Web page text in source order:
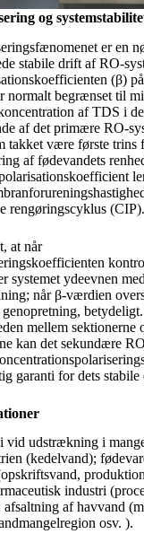
og
er en
stabile drift af RO-
(β) på
normalt begrænset til
af TDS i
af det primære RO-
takket være første trins
af fødevandets
rengøringscyklus (CIP).
at når
systemet ydeevnen
når β-værdien
mellem sektionerne
kan det sekundære
garanti for dets stabile
vid udstrækning i
(kedelvand);
industri
af havvand
osv. ).